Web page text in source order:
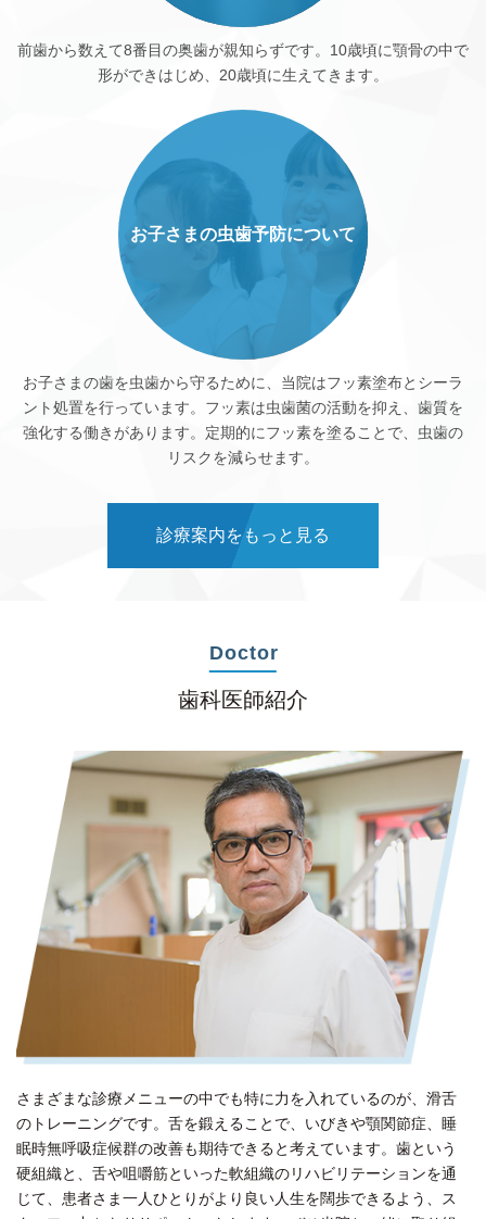
前歯から数えて8番目の奥歯が親知らずです。10歳頃に顎骨の中で
形ができはじめ、20歳頃に生えてきます。
お子さまの虫歯予防について
お子さまの歯を虫歯から守るために、当院はフッ素塗布とシーラ
ント処置を行っています。フッ素は虫歯菌の活動を抑え、歯質を
強化する働きがあります。定期的にフッ素を塗ることで、虫歯の
リスクを減らせます。
診療案内をもっと見る
Doctor
歯科医師紹介
さまざまな診療メニューの中でも特に力を入れているのが、滑舌
のトレーニングです。舌を鍛えることで、いびきや顎関節症、睡
眠時無呼吸症候群の改善も期待できると考えています。歯という
硬組織と、舌や咀嚼筋といった軟組織のリハビリテーションを通
じて、患者さま一人ひとりがより良い人生を闊歩できるよう、ス